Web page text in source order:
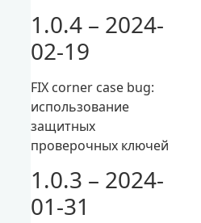
1.0.4 – 2024-
02-19
FIX corner case bug:
использование
защитных
проверочных ключей
1.0.3 – 2024-
01-31